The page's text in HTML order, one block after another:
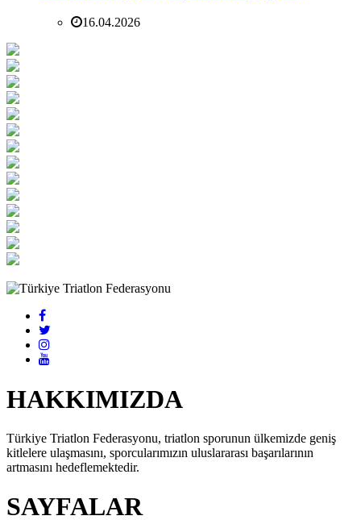
16.04.2026
HAKKIMIZDA
Türkiye Triatlon Federasyonu, triatlon sporunun ülkemizde geniş
kitlelere ulaşmasını, sporcularımızın uluslararası başarılarının
artmasını hedeflemektedir.
SAYFALAR